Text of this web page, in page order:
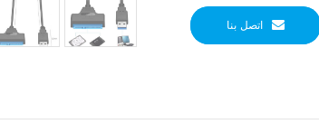
اتصل بنا